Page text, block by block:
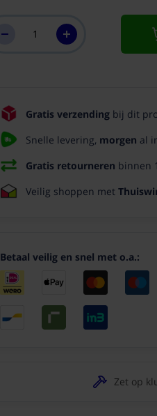
Gratis verzendingbij dit
Snelle levering, morgen al
Gratis retourneren binnen
Veilig shoppen met
Betaal veilig en snel met o.a.:
Zet op